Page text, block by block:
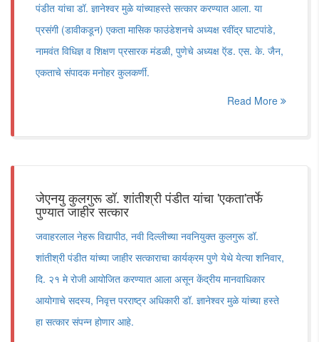
पंडीत यांचा डॉ. ज्ञानेश्वर मुळे यांच्याहस्ते सत्कार करण्यात आला. या
प्रसंगी (डावीकडून) एकता मासिक फाउंडेशनचे अध्यक्ष रवींद्र घाटपांडे,
नामवंत विधिज्ञ व शिक्षण प्रसारक मंडळी, पुणेचे अध्यक्ष ऍड. एस. के. जैन,
एकताचे संपादक मनोहर कुलकर्णी.
Read More
जेएनयु कुलगुरू डॉ. शांतीश्री पंडीत यांचा 'एकता'तर्फे
पुण्यात जाहीर सत्कार
जवाहरलाल नेहरू विद्यापीठ, नवी दिल्लीच्या नवनियुक्त कुलगुरू डॉ.
शांतीश्री पंडीत यांच्या जाहीर सत्काराचा कार्यक्रम पुणे येथे येत्या शनिवार,
दि. २१ मे रोजी आयोजित करण्यात आला असून केंद्रीय मानवाधिकार
आयोगाचे सदस्य, निवृत्त परराष्ट्र अधिकारी डॉ. ज्ञानेश्वर मुळे यांच्या हस्ते
हा सत्कार संपन्न होणार आहे.